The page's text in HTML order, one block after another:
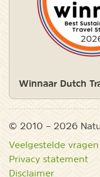
Winnaar Dutch
© 2010 – 2026
Veelgestelde vragen
Privacy statement
Disclaimer